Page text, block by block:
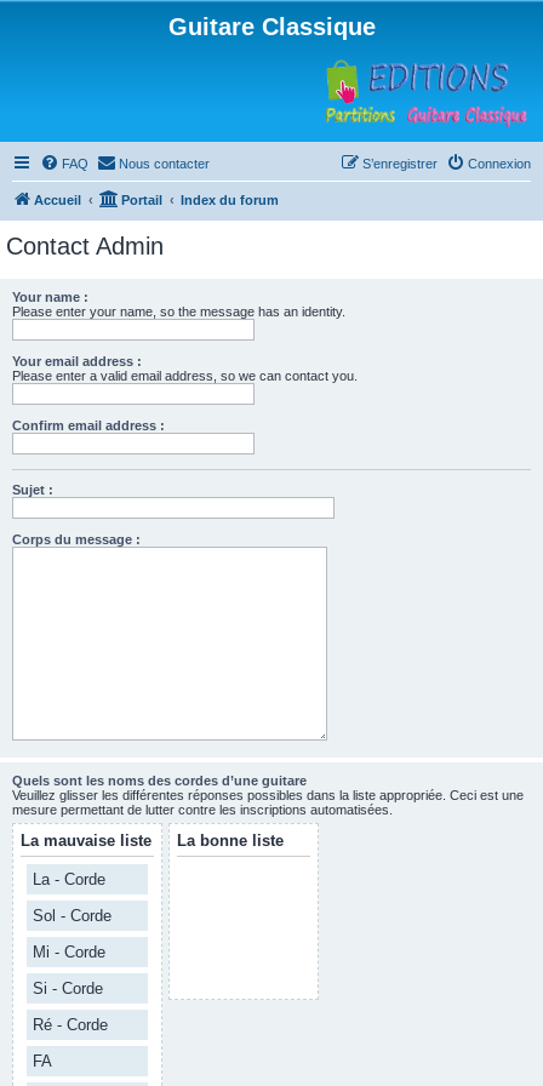
Guitare Classique
FAQ Nous contacter Connexion
S’enregistrer
Accueil Portail Index du forum
Contact Admin
Your name :
Please enter your name, so the message has an identity.
Your email address :
Please enter a valid email address, so we can contact you.
Confirm email address :
Sujet :
Corps du message :
Quels sont les noms des cordes d’une guitare
Veuillez glisser les différentes réponses possibles dans la liste appropriée. Ceci est une
mesure permettant de lutter contre les inscriptions automatisées.
La mauvaise liste
La - Corde
Sol - Corde
Mi - Corde
Si - Corde
Ré - Corde
FA
La bonne liste